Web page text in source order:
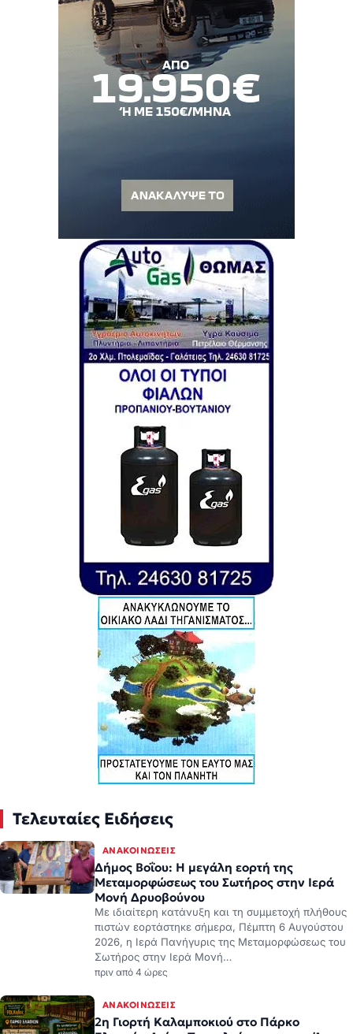
Τελευταίες Ειδήσεις
ΑΝΑΚΟΙΝΏΣΕΙΣ
Δήμος Βοΐου: Η μεγάλη εορτή της
Μεταμορφώσεως του Σωτήρος στην Ιερά
Μονή Δρυοβούνου
Με ιδιαίτερη κατάνυξη και τη συμμετοχή πλήθους
πιστών εορτάστηκε σήμερα, Πέμπτη 6 Αυγούστου
2026, η Ιερά Πανήγυρις της Μεταμορφώσεως του
Σωτήρος στην Ιερά Μονή…
πριν από 4 ώρες
ΑΝΑΚΟΙΝΏΣΕΙΣ
2η Γιορτή Καλαμποκιού στο Πάρκο